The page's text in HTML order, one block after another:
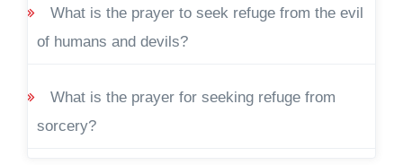
What is the prayer to seek refuge from the evil
of humans and devils?
What is the prayer for seeking refuge from
sorcery?